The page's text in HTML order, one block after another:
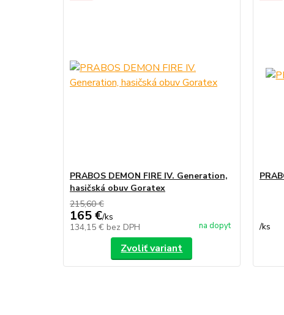
PRABOS DEMON FIRE IV. Generation,
hasičská obuv Goratex
215,60 €
165 €/ks
134,15 € bez DPH na dopyt
Zvoliť variant
/ks